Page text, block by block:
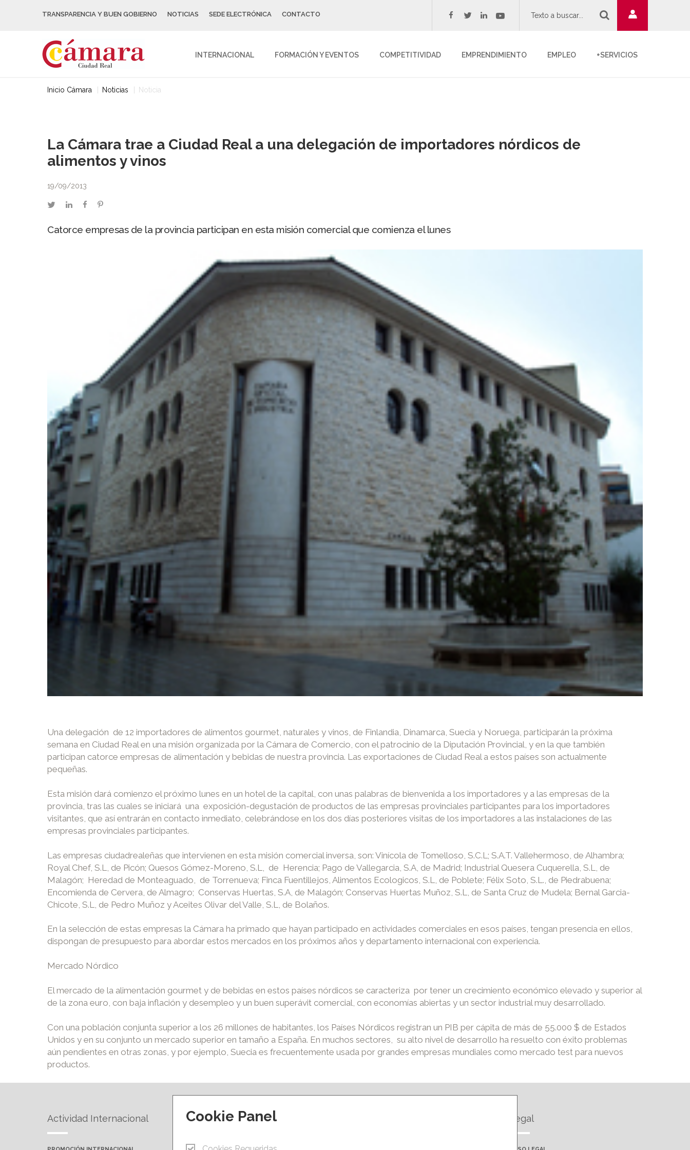
TRANSPARENCIA Y BUEN GOBIERNO NOTICIAS SEDE ELECTRÓNICA CONTACTO facebook
twitterlinkedinyoutube
INTERNACIONAL FORMACIÓN Y EVENTOS COMPETITIVIDAD EMPRENDIMIENTO EMPLEO +SERVICIOS
Inicio Cámara Noticias Noticia
La Cámara trae a Ciudad Real a una delegación de importadores nórdicos de
alimentos y vinos
19/09/2013
twitterlinkedinfacebookpinterest
Catorce empresas de la provincia participan en esta misión comercial que comienza el lunes
Una delegación de 12 importadores de alimentos gourmet, naturales y vinos, de Finlandia, Dinamarca, Suecia y Noruega, participarán la próxima
semana en Ciudad Real en una misión organizada por la Cámara de Comercio, con el patrocinio de la Diputación Provincial, y en la que también
participan catorce empresas de alimentación y bebidas de nuestra provincia. Las exportaciones de Ciudad Real a estos países son actualmente
pequeñas.
Esta misión dará comienzo el próximo lunes en un hotel de la capital, con unas palabras de bienvenida a los importadores y a las empresas de la
provincia, tras las cuales se iniciará una exposición-degustación de productos de las empresas provinciales participantes para los importadores
visitantes, que así entrarán en contacto inmediato, celebrándose en los dos días posteriores visitas de los importadores a las instalaciones de las
empresas provinciales participantes.
Las empresas ciudadrealeñas que intervienen en esta misión comercial inversa, son: Vinícola de Tomelloso, S.C.L; S.A.T. Vallehermoso, de Alhambra;
Royal Chef, S.L, de Picón; Quesos Gómez-Moreno, S.L, de Herencia; Pago de Vallegarcia, S.A, de Madrid; Industrial Quesera Cuquerella, S.L, de
Malagón; Heredad de Monteaguado, de Torrenueva; Finca Fuentillejos, Alimentos Ecologicos, S.L, de Poblete; Félix Soto, S.L., de Piedrabuena;
Encomienda de Cervera, de Almagro; Conservas Huertas, S.A, de Malagón; Conservas Huertas Muñoz, S.L, de Santa Cruz de Mudela; Bernal Garcia-
Chicote, S.L, de Pedro Muñoz y Aceites Olivar del Valle, S.L, de Bolaños.
En la selección de estas empresas la Cámara ha primado que hayan participado en actividades comerciales en esos países, tengan presencia en ellos,
dispongan de presupuesto para abordar estos mercados en los próximos años y departamento internacional con experiencia.
Mercado Nórdico
El mercado de la alimentación gourmet y de bebidas en estos países nórdicos se caracteriza por tener un crecimiento económico elevado y superior al
de la zona euro, con baja inflación y desempleo y un buen superávit comercial, con economías abiertas y un sector industrial muy desarrollado.
Con una población conjunta superior a los 26 millones de habitantes, los Países Nórdicos registran un PIB per cápita de más de 55.000 $ de Estados
Unidos y en su conjunto un mercado superior en tamaño a España. En muchos sectores, su alto nivel de desarrollo ha resuelto con éxito problemas
aún pendientes en otras zonas, y por ejemplo, Suecia es frecuentemente usada por grandes empresas mundiales como mercado test para nuevos
productos.
Actividad Internacional Formación y eventos Legal
Cookie Panel